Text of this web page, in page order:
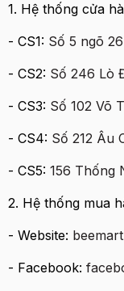
1. Hệ thống cửa
- CS1: Số 5 ngõ
- CS2: Số 246 Lò
- CS3: Số 102 Võ
- CS4: Số 212 Âu
- CS5: 156 Thống
2. Hệ thống mua
- Website:
- Facebook: